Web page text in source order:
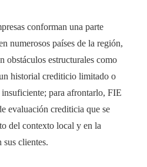
conforman una parte
numerosos países de la región,
obstáculos estructurales como
historial crediticio limitado o
para afrontarlo, FIE
evaluación crediticia que se
del contexto local y en la
sus clientes.